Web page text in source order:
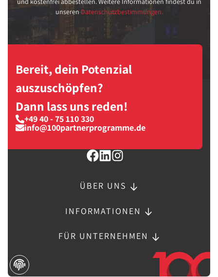
unseren Datenschutzbestimmungen.
Bereit, dein Potenzial
auszuschöpfen?
Dann lass uns reden!
+49 40 - 75 110 330
info@100partnerprogramme.de
ÜBER UNS
INFORMATIONEN
FÜR UNTERNEHMEN